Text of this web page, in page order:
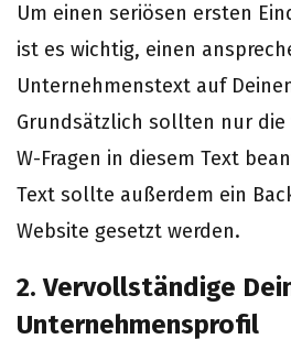
Um einen seriösen ersten
ist es wichtig, einen
Unternehmenstext auf
Grundsätzlich sollten nur die
W-Fragen in diesem Text
Text sollte außerdem ein
Website gesetzt werden.
2. Vervollständige
Unternehmensprofil